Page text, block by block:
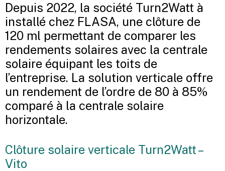
Depuis 2022, la société Turn2Watt à
installé chez FLASA, une clôture de
120 ml permettant de comparer les
rendements solaires avec la centrale
solaire équipant les toits de
l’entreprise. La solution verticale offre
un rendement de l’ordre de 80 à 85%
comparé à la centrale solaire
horizontale.
Clôture solaire verticale Turn2Watt –
Vito